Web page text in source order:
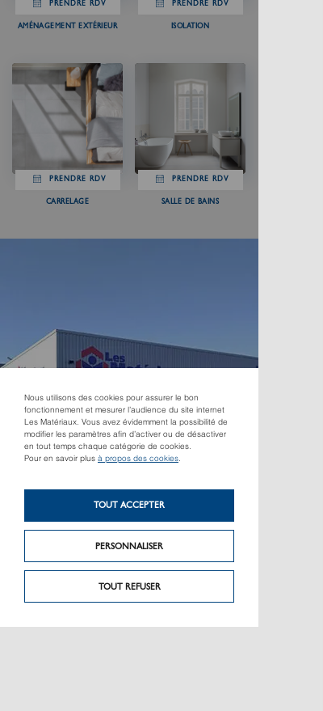
Nous utilisons des cookies pour assurer le bon
fonctionnement et mesurer l’audience du site internet
Les Matériaux. Vous avez évidemment la possibilité de
modifier les paramètres afin d’activer ou de désactiver
en tout temps chaque catégorie de cookies.
Pour en savoir plus à propos des cookies.
TOUT REFUSER
PERSONNALISER
TOUT ACCEPTER
PRENDRE RDV
AMÉNAGEMENT EXTÉRIEUR
PRENDRE RDV
ISOLATION
PRENDRE RDV
CARRELAGE
PRENDRE RDV
SALLE DE BAINS
AUTRES MAGASINS À PROXIMITÉ